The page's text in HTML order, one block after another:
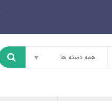
همه دسته ها